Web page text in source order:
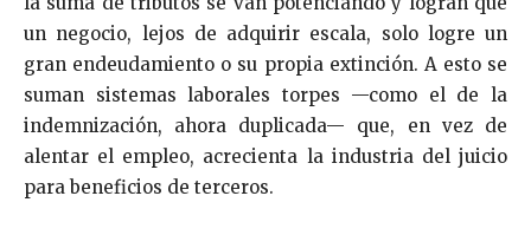
un negocio, lejos de adquirir escala, solo logre un
gran endeudamiento o su propia extinción. A esto se
suman sistemas laborales torpes —como el de la
indemnización, ahora duplicada— que, en vez de
alentar el empleo, acrecienta la industria del juicio
para beneficios de terceros.